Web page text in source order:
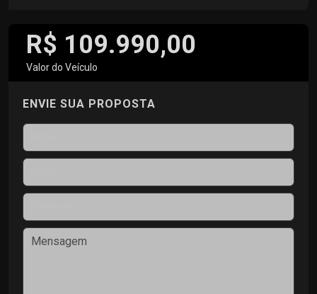
R$ 109.990,00
Valor do Veículo
ENVIE SUA PROPOSTA